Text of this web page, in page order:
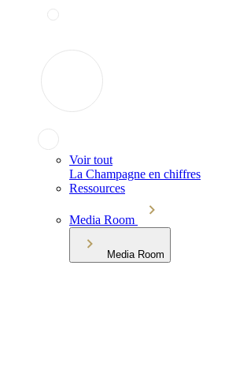
Voir tout
La Champagne en chiffres
Ressources
Media Room
Media Room